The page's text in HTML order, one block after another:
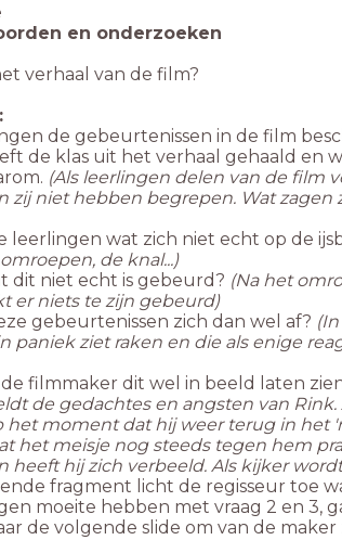
en onderzoeken
verhaal van de film?
de gebeurtenissen in de film
de klas uit het verhaal gehaald en
(Als leerlingen delen van de film
zij niet hebben begrepen. Wat zagen
leerlingen wat zich niet echt op de
de knal...)
dit niet echt is gebeurd? (Na het
er niets te zijn gebeurd)
gebeurtenissen zich dan wel af?
paniek ziet raken en die als enige
filmmaker dit wel in beeld laten
de gedachtes en angsten van Rink.
het moment dat hij weer terug in het
het meisje nog steeds tegen hem
heeft hij zich verbeeld. Als kijker
fragment licht de regisseur toe
moeite hebben met vraag 2 en 3,
de volgende slide om van de